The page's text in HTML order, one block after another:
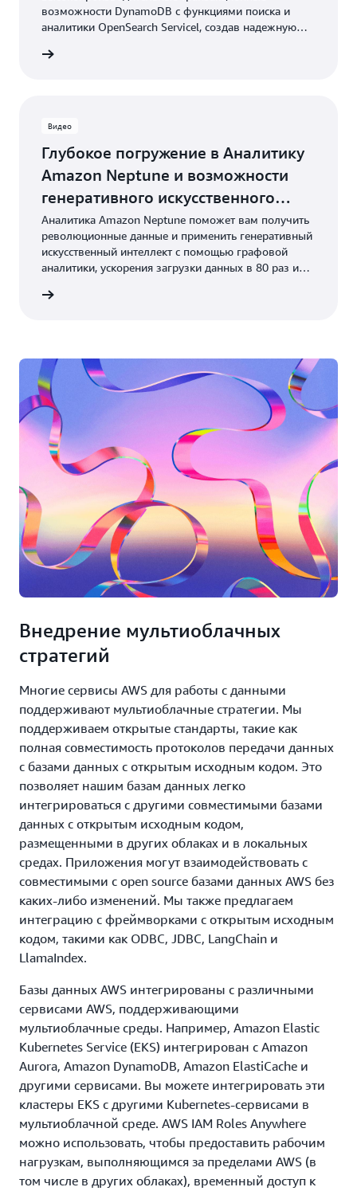
возможности DynamoDB с функциями поиска и
аналитики OpenSearch Servicel, создав надежную
логических рассуждений. Благодаря практическим
Видео
Глубокое погружение в Аналитику
Amazon Neptune и возможности
генеративного искусственного
интеллекта
Аналитика Amazon Neptune поможет вам получить
революционные данные и применить генеративный
искусственный интеллект с помощью графовой
аналитики, ускорения загрузки данных в 80 раз и
Внедрение мультиоблачных
стратегий
Многие сервисы AWS для работы с данными
поддерживают мультиоблачные стратегии. Мы
поддерживаем открытые стандарты, такие как
полная совместимость протоколов передачи данных
с базами данных с открытым исходным кодом. Это
позволяет нашим базам данных легко
интегрироваться с другими совместимыми базами
данных с открытым исходным кодом,
размещенными в других облаках и в локальных
средах. Приложения могут взаимодействовать с
совместимыми с open source базами данных AWS без
каких-либо изменений. Мы также предлагаем
интеграцию с фреймворками с открытым исходным
кодом, такими как ODBC, JDBC, LangChain и
LlamaIndex.
Базы данных AWS интегрированы с различными
сервисами AWS, поддерживающими
мультиоблачные среды. Например, Amazon Elastic
Kubernetes Service (EKS) интегрирован с Amazon
Aurora, Amazon DynamoDB, Amazon ElastiCache и
другими сервисами. Вы можете интегрировать эти
кластеры EKS с другими Kubernetes-сервисами в
мультиоблачной среде. AWS IAM Roles Anywhere
можно использовать, чтобы предоставить рабочим
нагрузкам, выполняющимся за пределами AWS (в
том числе в других облаках), временный доступ к